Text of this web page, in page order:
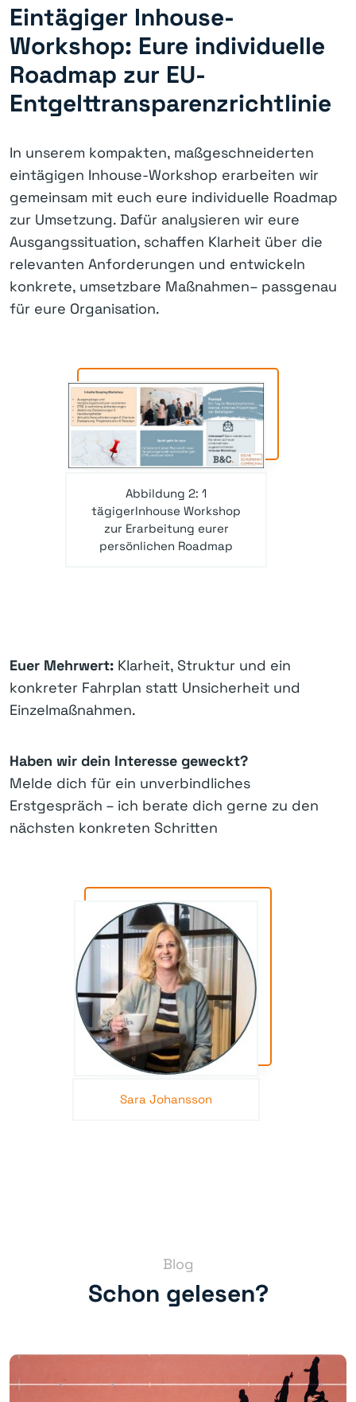
Eintägiger Inhouse-
Workshop: Eure individuelle
Roadmap zur EU-
Entgelttransparenzrichtlinie
In unserem kompakten, maßgeschneiderten
eintägigen Inhouse-Workshop erarbeiten wir
gemeinsam mit euch eure individuelle Roadmap
zur Umsetzung. Dafür analysieren wir eure
Ausgangssituation, schaffen Klarheit über die
relevanten Anforderungen und entwickeln
konkrete, umsetzbare Maßnahmen– passgenau
für eure Organisation.
Abbildung 2: 1
tägigerInhouse Workshop
zur Erarbeitung eurer
persönlichen Roadmap
Euer Mehrwert: Klarheit, Struktur und ein
konkreter Fahrplan statt Unsicherheit und
Einzelmaßnahmen.
Haben wir dein Interesse geweckt?
Melde dich für ein unverbindliches
Erstgespräch – ich berate dich gerne zu den
nächsten konkreten Schritten
Sara Johansson
Blog
Schon gelesen?